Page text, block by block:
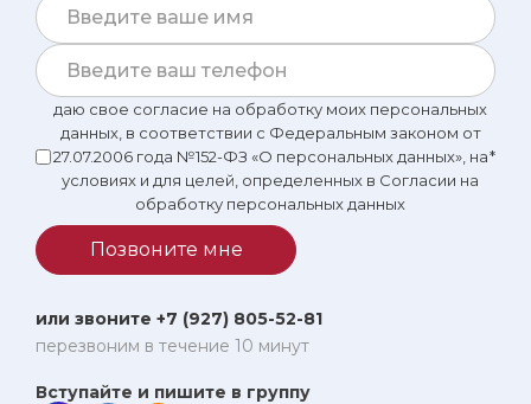
даю свое согласие на обработку моих персональных
данных, в соответствии с Федеральным законом от
27.07.2006 года №152-ФЗ «О персональных данных», на
условиях и для целей, определенных в Согласии на
обработку персональных данных
*
Позвоните мне
или звоните +7 (927) 805-52-81
перезвоним в течение 10 минут
Вступайте и пишите в группу